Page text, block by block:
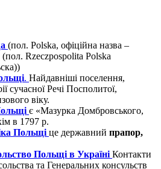
(пол. Polska, офіційна назва –
Rzeczpospolita Polska
. Найдавніші поселення,
сучасної Речі Посполитої,
віку.
є «Мазурка Домбровського,
в 1797 р.
Польщі це державний прапор,
Польщі в Україні Контакти
та Генеральних консульств